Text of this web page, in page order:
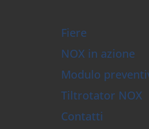
Fiere
NOX in azione
Modulo
Tiltrotator NOX
Contatti